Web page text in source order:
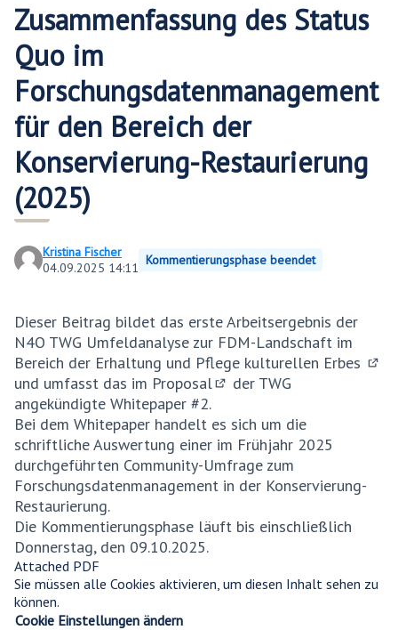
Zusammenfassung des Status
Quo im
Forschungsdatenmanagement
für den Bereich der
Konservierung-Restaurierung
(2025)
Kristina Fischer
04.09.2025 14:11 Kommentierungsphase beendet
Dieser Beitrag bildet das erste Arbeitsergebnis der
N4O TWG Umfeldanalyse zur FDM-Landschaft im
Bereich der Erhaltung und Pflege kulturellen Erbes
und umfasst das im Proposal
der TWG
angekündigte Whitepaper #2.
Bei dem Whitepaper handelt es sich um die
schriftliche Auswertung einer im Frühjahr 2025
durchgeführten Community-Umfrage zum
Forschungsdatenmanagement in der Konservierung-
Restaurierung.
Die Kommentierungsphase läuft bis einschließlich
Donnerstag, den 09.10.2025.
Attached PDF
Sie müssen alle Cookies aktivieren, um diesen Inhalt sehen zu
können.
Cookie Einstellungen ändern